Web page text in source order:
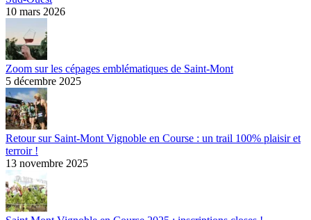
10 mars 2026
Zoom sur les cépages emblématiques de Saint-Mont
5 décembre 2025
Retour sur Saint-Mont Vignoble en Course : un trail 100% plaisir et
terroir !
13 novembre 2025